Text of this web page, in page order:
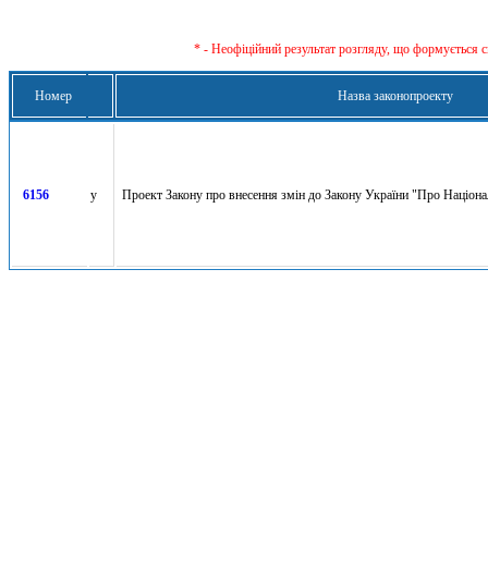
* - Неофіційний результат розгляду, що формується
Номер Назва законопроекту
6156 y Проект Закону про внесення змін до Закону України "Про